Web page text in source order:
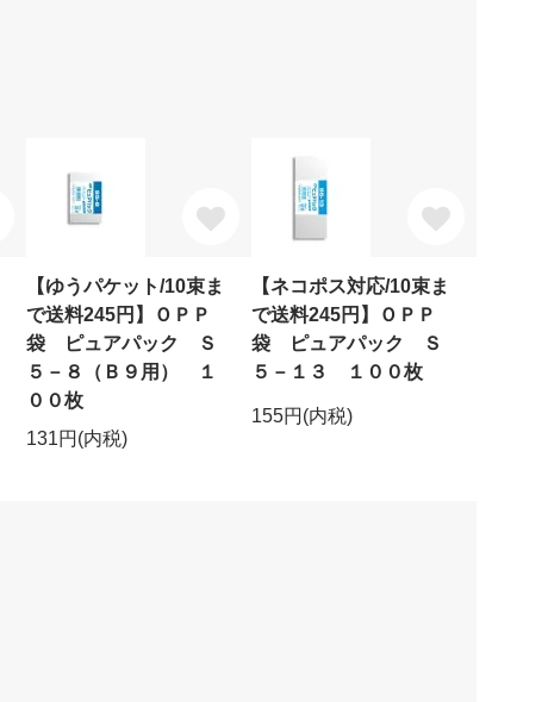
【ゆうパケット/10束ま
で送料245円】ＯＰＰ
袋 ピュアパック Ｓ
５－８（Ｂ９用） １
００枚
131円(内税)
【ネコポス対応/10束ま
で送料245円】ＯＰＰ
袋 ピュアパック Ｓ
５－１３ １００枚
155円(内税)